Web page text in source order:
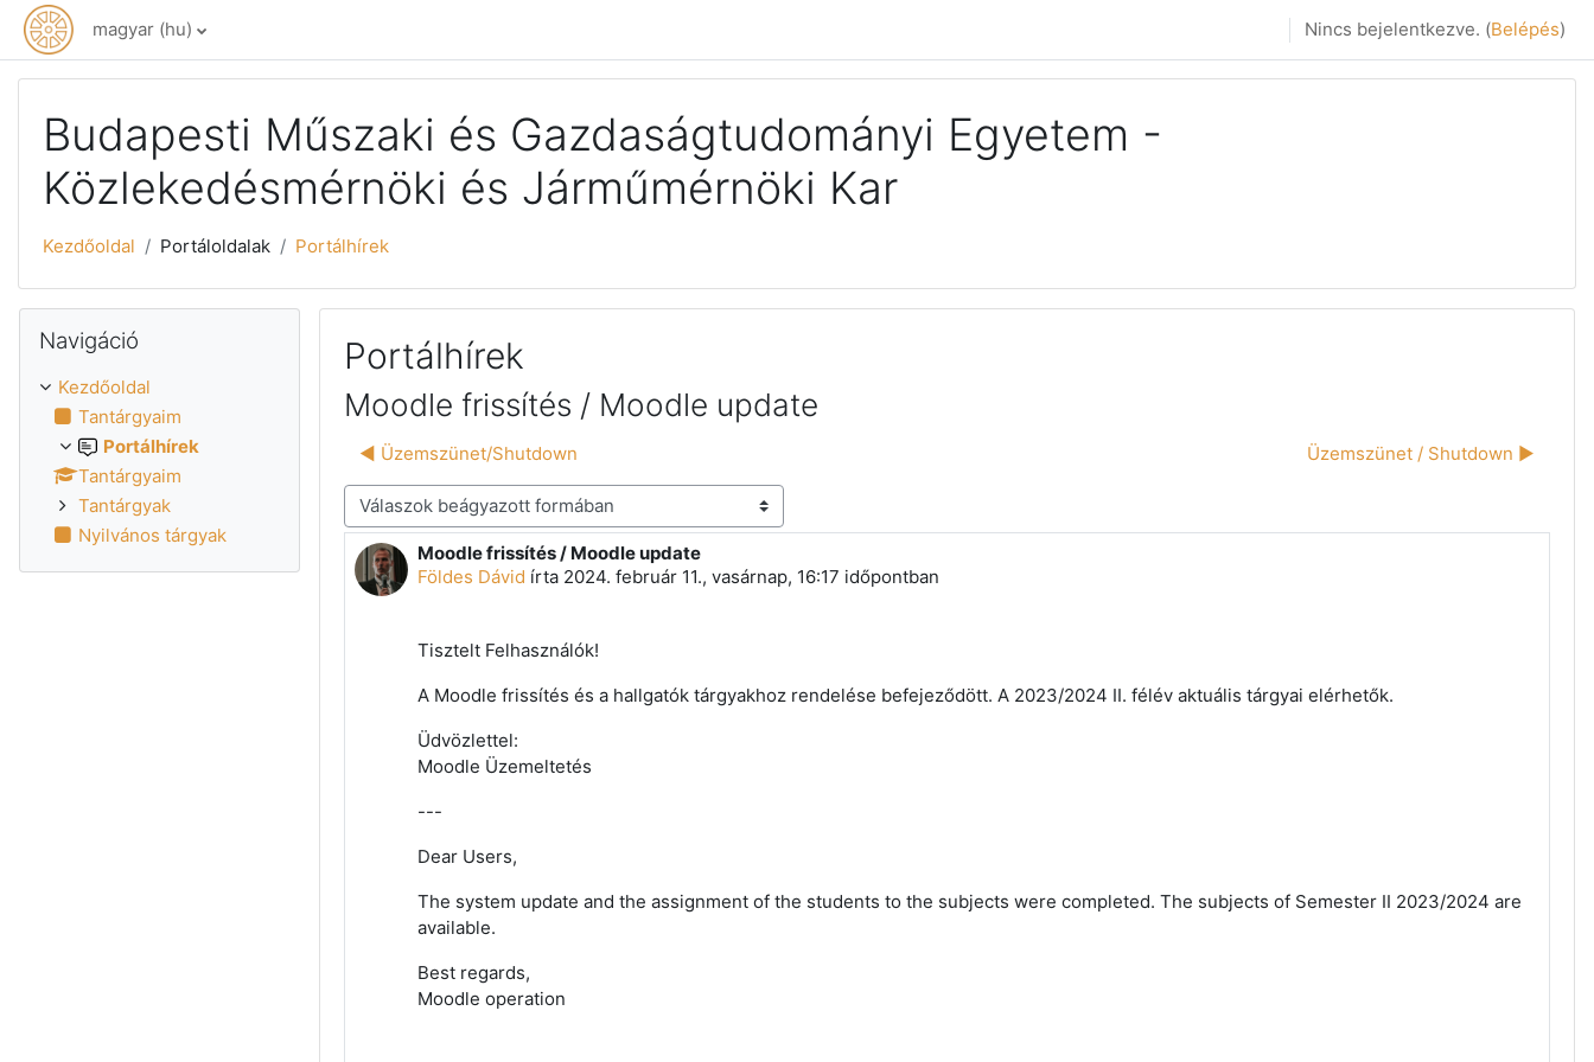
Tovább a fő tartalomhoz
magyar ‎(hu)‎ Nincs bejelentkezve. (Belépés)
Budapesti Műszaki és Gazdaságtudományi Egyetem -
Közlekedésmérnöki és Járműmérnöki Kar
Kezdőoldal Portáloldalak Portálhírek
Portálhírek
Moodle frissítés / Moodle update
◀︎ Üzemszünet/Shutdown Üzemszünet / Shutdown ▶︎
Megjelenítési mód
Moodle frissítés / Moodle update
Földes Dávid írta 2024. február 11., vasárnap, 16:17 időpontban
Válaszok szám: 0
Tisztelt Felhasználók!
A Moodle frissítés és a hallgatók tárgyakhoz rendelése befejeződött. A 2023/2024 II. félév aktuális tárgyai elérhetők.
Üdvözlettel:
Moodle Üzemeltetés
---
Dear Users,
The system update and the assignment of the students to the subjects were completed. The subjects of Semester II 2023/2024 are
available.
Best regards,
Moodle operation
Navigáció
Kezdőoldal
Tantárgyaim
Portálhírek
Tantárgyaim
Tantárgyak
Nyilvános tárgyak